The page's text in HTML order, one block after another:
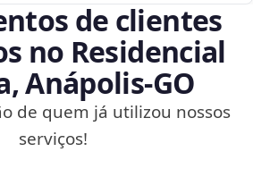
de clientes
no Residencial
Anápolis‑GO
de quem já utilizou nossos
serviços!